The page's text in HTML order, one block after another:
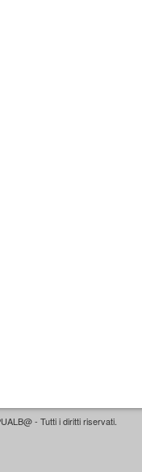
- Tutti i diritti riservati.